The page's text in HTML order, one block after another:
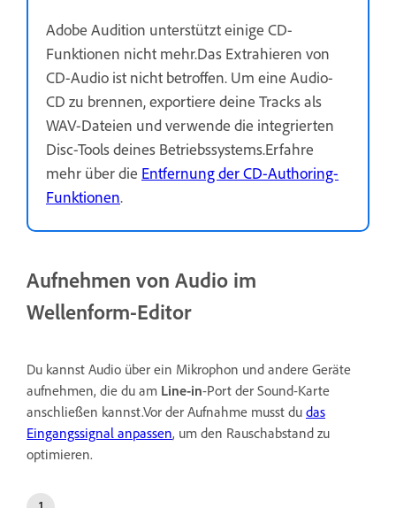
Adobe Audition unterstützt einige CD-
Funktionen nicht mehr.Das Extrahieren von
CD-Audio ist nicht betroffen. Um eine Audio-
CD zu brennen, exportiere deine Tracks als
WAV-Dateien und verwende die integrierten
Disc-Tools deines Betriebssystems.Erfahre
mehr über die Entfernung der CD-Authoring-
Funktionen.
Aufnehmen von Audio im
Wellenform-Editor
Du kannst Audio über ein Mikrophon und andere Geräte
aufnehmen, die du am Line-in-Port der Sound-Karte
anschließen kannst.Vor der Aufnahme musst du das
Eingangssignal anpassen, um den Rauschabstand zu
optimieren.